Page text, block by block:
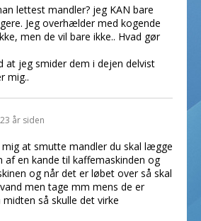
lettest mandler? jeg KAN bare
Jeg overhælder med kogende
men de vil bare ikke.. Hvad gør
at jeg smider dem i dejen delvist
mig..
år siden
at smutte mandler du skal lægge
af en kande til kaffemaskinden og
og når det er løbet over så skal
men tage mm mens de er
så skulle det virke